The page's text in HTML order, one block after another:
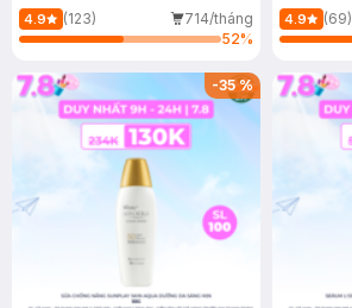
4.9 (123)
714/tháng
52%
(Mới)
4.9 (69)
-35%